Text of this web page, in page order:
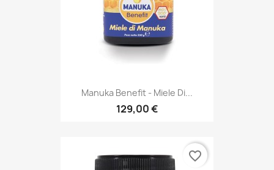
Manuka Benefit - Miele Di...
129,00 €
favorite_border